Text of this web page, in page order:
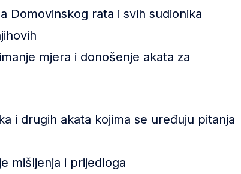
Domovinskog rata i svih sudionika
mjera i donošenje akata za
i drugih akata kojima se uređuju pitanja
mišljenja i prijedloga